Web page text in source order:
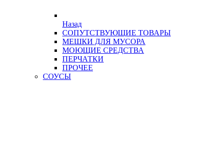
Назад
СОПУТСТВУЮЩИЕ ТОВАРЫ
МЕШКИ ДЛЯ МУСОРА
МОЮЩИЕ СРЕДСТВА
ПЕРЧАТКИ
ПРОЧЕЕ
СОУСЫ